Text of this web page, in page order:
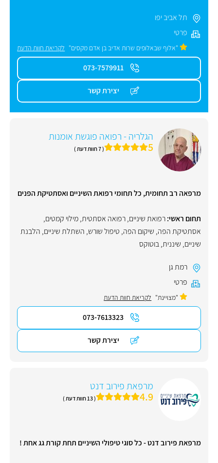
תל אביב יפו
פרטי
"אלוף שבאלופים שרות אדיב בן אדם מקסים" לקריאת חוות הדעת
073-7579911
יצירת קשר
הגלריה - רפואה פוגשת אומנות
5 ( 7 חוות דעת )
מרפאה רב תחומית, כל תחומי רפואת השיניים ואסתטיקת הפנים
תחום ראשי:רפואת שיניים,רפואה אסתטית,מילוי קמטים,
אסתטיקת הפה, שיקום הפה, טיפול שורש, השתלת שיניים, הלבנת
שיניים, שיננית,בוטוקס
רמת גן
פרטי
"מצויינת" לקריאת חוות הדעת
073-7613323
יצירת קשר
מרפאת פירוב דנט
4.9 ( 13 חוות דעת )
מרפאת פירוב דנט - כל סוגי טיפולי השיניים תחת קורת גג אחת !